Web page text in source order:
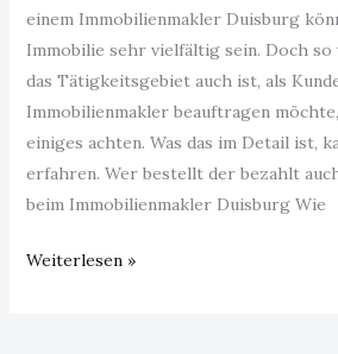
einem Immobilienmakler Duisburg
Immobilie sehr vielfältig sein. Doch
das Tätigkeitsgebiet auch ist, als
Immobilienmakler beauftragen
einiges achten. Was das im Detail ist,
erfahren. Wer bestellt der bezahlt
beim Immobilienmakler Duisburg Wie
Weiterlesen »